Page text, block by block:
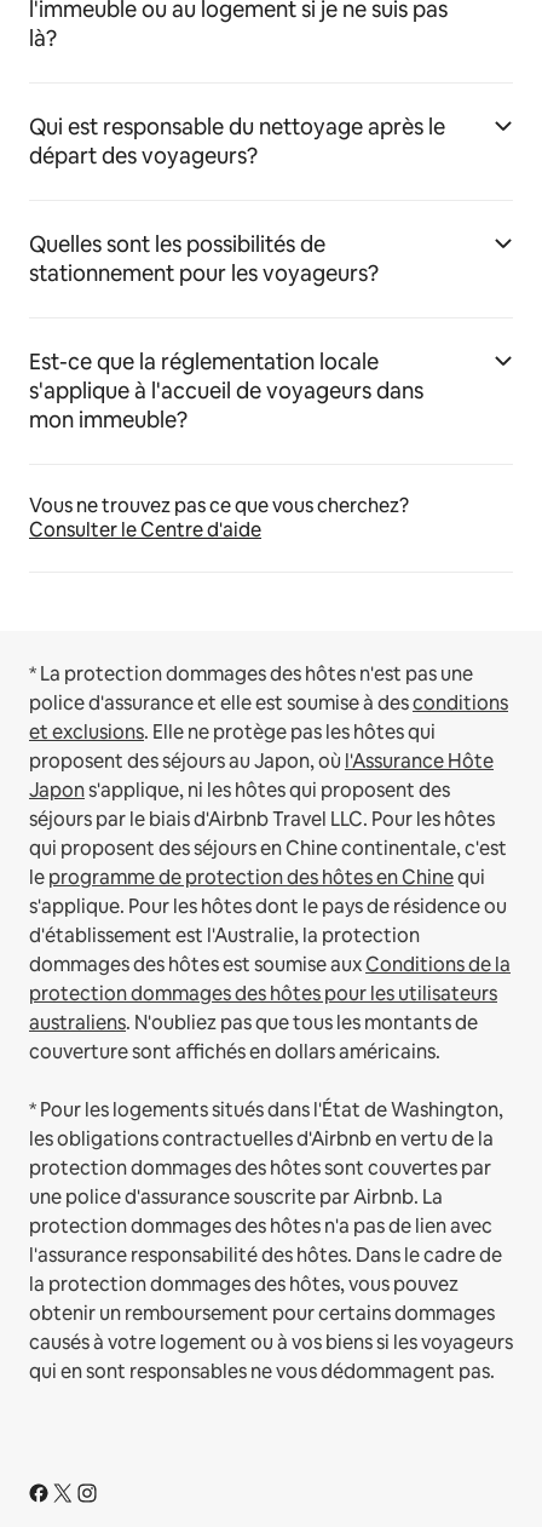
l'immeuble ou au logement si je ne suis pas
là?
Qui est responsable du nettoyage après le
départ des voyageurs?
Quelles sont les possibilités de
stationnement pour les voyageurs?
Est-ce que la réglementation locale
s'applique à l'accueil de voyageurs dans
mon immeuble?
Vous ne trouvez pas ce que vous cherchez?
Consulter le Centre d'aide
* La protection dommages des hôtes n'est pas une
police d'assurance et elle est soumise à desconditions
et exclusions. Elle ne protège pas les hôtes qui
proposent des séjours au Japon, où l'Assurance Hôte
Japons'applique, ni les hôtes qui proposent des
séjours par le biais d'Airbnb Travel LLC. Pour les hôtes
qui proposent des séjours en Chine continentale, c'est
leprogramme de protection des hôtes en Chinequi
s'applique. Pour les hôtes dont le pays de résidence ou
d'établissement est l'Australie, la protection
dommages des hôtes est soumise auxConditions de la
protection dommages des hôtes pour les utilisateurs
australiens. N'oubliez pas que tous les montants de
couverture sont affichés en dollars américains.
* Pour les logements situés dans l'État de Washington,
les obligations contractuelles d'Airbnb en vertu de la
protection dommages des hôtes sont couvertes par
une police d'assurance souscrite par Airbnb. La
protection dommages des hôtes n'a pas de lien avec
l'assurance responsabilité des hôtes. Dans le cadre de
la protection dommages des hôtes, vous pouvez
obtenir un remboursement pour certains dommages
causés à votre logement ou à vos biens si les voyageurs
qui en sont responsables ne vous dédommagent pas.